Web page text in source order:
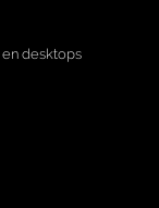
desktops